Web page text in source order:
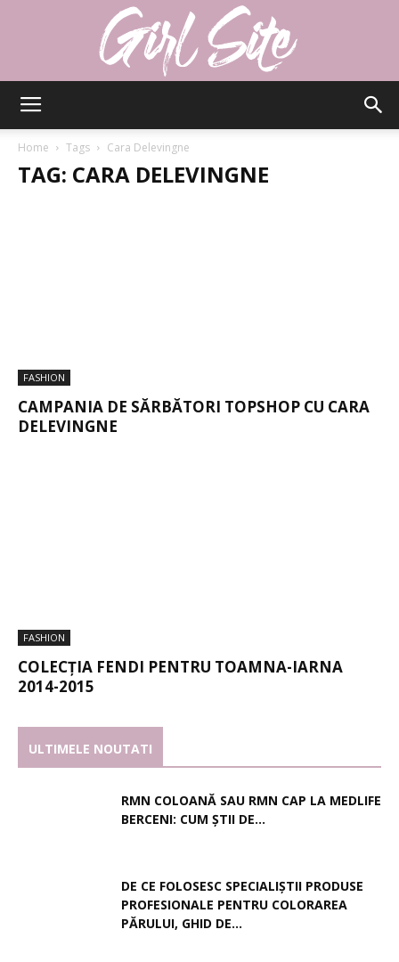
Home Tags Cara Delevingne
TAG: CARA DELEVINGNE
FASHION
CAMPANIA DE SĂRBĂTORI TOPSHOP CU CARA
DELEVINGNE
FASHION
COLECȚIA FENDI PENTRU TOAMNA-IARNA
2014-2015
ULTIMELE NOUTATI
RMN COLOANĂ SAU RMN CAP LA MEDLIFE
BERCENI: CUM ȘTII DE...
DE CE FOLOSESC SPECIALIȘTII PRODUSE
PROFESIONALE PENTRU COLORAREA
PĂRULUI, GHID DE...